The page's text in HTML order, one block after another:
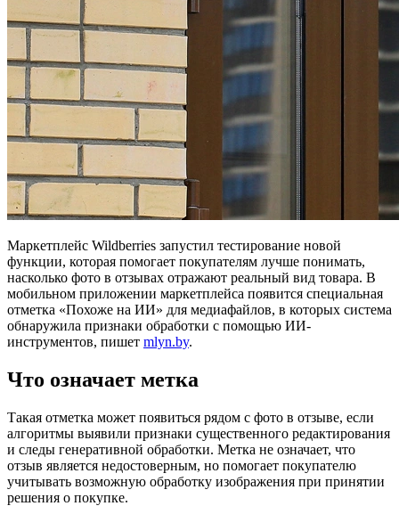
Маркетплейс Wildberries запустил тестирование новой
функции, которая помогает покупателям лучше понимать,
насколько фото в отзывах отражают реальный вид товара. В
мобильном приложении маркетплейса появится специальная
отметка «Похоже на ИИ» для медиафайлов, в которых система
обнаружила признаки обработки с помощью ИИ-
инструментов, пишет mlyn.by.
Что означает метка
Такая отметка может появиться рядом с фото в отзыве, если
алгоритмы выявили признаки существенного редактирования
и следы генеративной обработки. Метка не означает, что
отзыв является недостоверным, но помогает покупателю
учитывать возможную обработку изображения при принятии
решения о покупке.